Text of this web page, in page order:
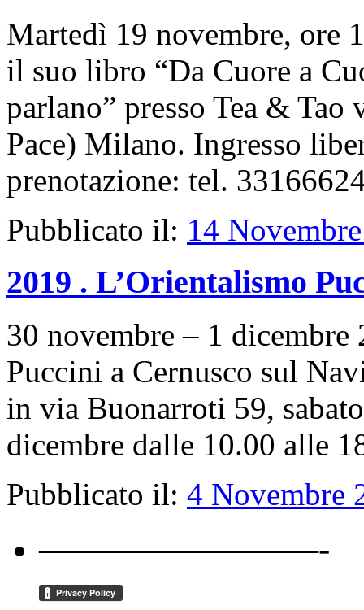
Martedì 19 novembre, ore
il suo libro “Da Cuore a
parlano” presso Tea &
Pace) Milano. Ingresso
prenotazione: tel.
Pubblicato il: 14
2019 . L’Orientalismo
30 novembre – 1
Puccini a Cernusco sul
in via Buonarroti 59,
dicembre dalle 10.00 alle
Pubblicato il: 4 Novembre
————————-